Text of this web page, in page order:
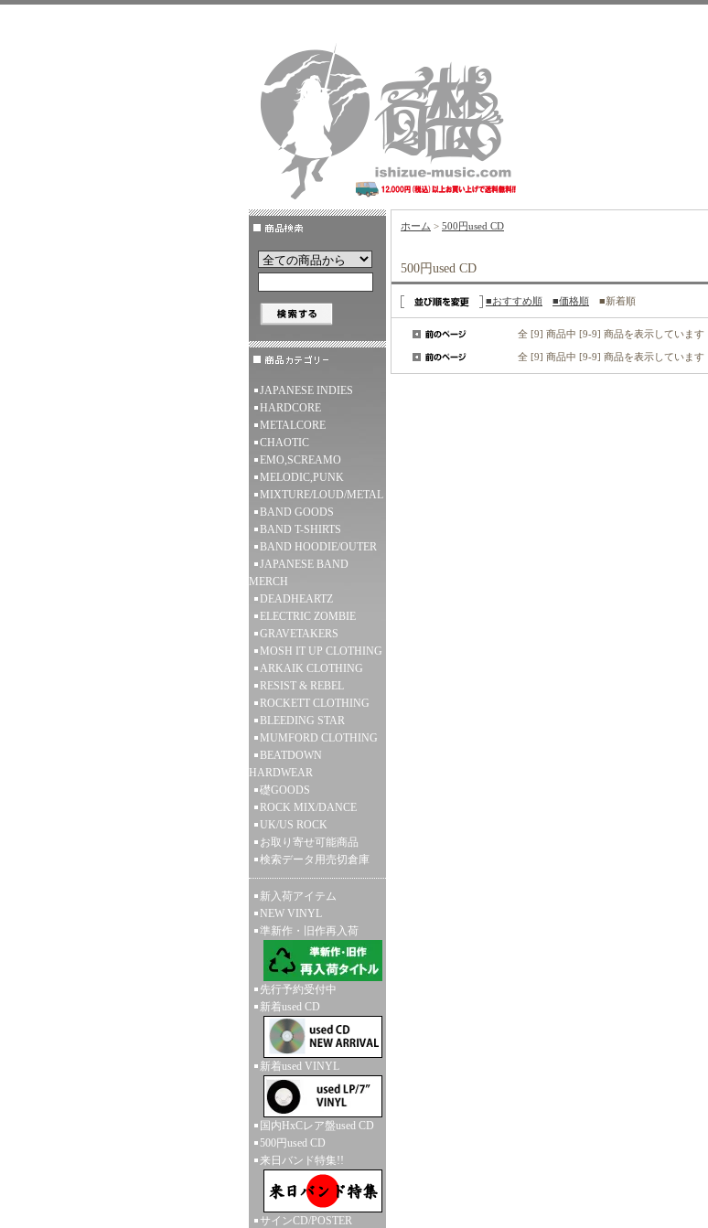
JAPANESE INDIES
HARDCORE
METALCORE
CHAOTIC
EMO,SCREAMO
MELODIC,PUNK
MIXTURE/LOUD/METAL
BAND GOODS
BAND T-SHIRTS
BAND HOODIE/OUTER
JAPANESE BAND
MERCH
DEADHEARTZ
ELECTRIC ZOMBIE
GRAVETAKERS
MOSH IT UP CLOTHING
ARKAIK CLOTHING
RESIST & REBEL
ROCKETT CLOTHING
BLEEDING STAR
MUMFORD CLOTHING
BEATDOWN
HARDWEAR
礎GOODS
ROCK MIX/DANCE
UK/US ROCK
お取り寄せ可能商品
検索データ用売切倉庫
新入荷アイテム
NEW VINYL
準新作・旧作再入荷
先行予約受付中
新着used CD
新着used VINYL
国内HxCレア盤used CD
500円used CD
来日バンド特集!!
サインCD/POSTER
ホーム > 500円used CD
500円used CD
■おすすめ順 ■価格順 ■新着順
全 [9] 商品中 [9-9] 商品を表示しています
全 [9] 商品中 [9-9] 商品を表示しています